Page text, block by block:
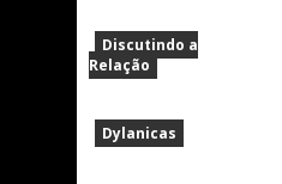
Discutindo a
Relação
Dylanicas